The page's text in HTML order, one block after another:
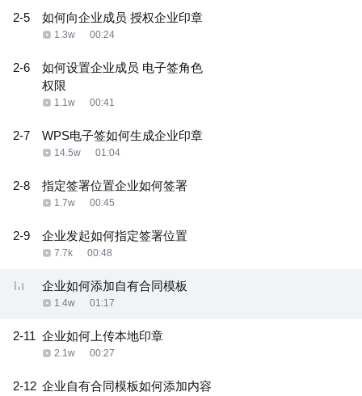
2-5 如何向企业成员 授权企业印章
1.3w 00:24
2-6
如何设置企业成员 电子签角色
权限
1.1w 00:41
2-7 WPS电子签如何生成企业印章
14.5w 01:04
2-8 指定签署位置企业如何签署
1.7w 00:45
2-9 企业发起如何指定签署位置
7.7k 00:48
企业如何添加自有合同模板
1.4w 01:17
2-11 企业如何上传本地印章
2.1w 00:27
2-12 企业自有合同模板如何添加内容